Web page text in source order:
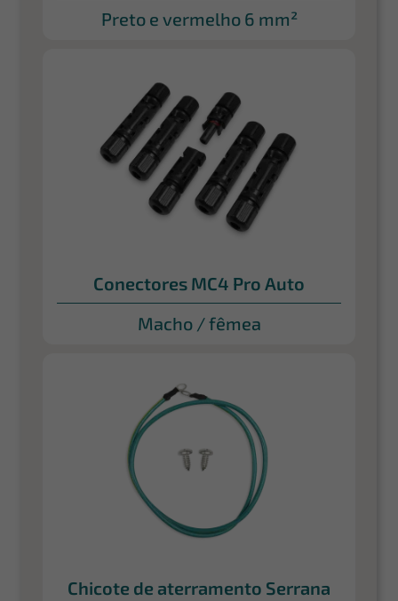
Preto e vermelho 6 mm²
Conectores MC4 Pro Auto
Macho / fêmea
Chicote de aterramento Serrana